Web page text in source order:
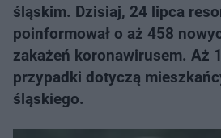
śląskim. Dzisiaj, 24 lipca
poinformował o aż 458
zakażeń koronawirusem. Aż
przypadki dotyczą
śląskiego.